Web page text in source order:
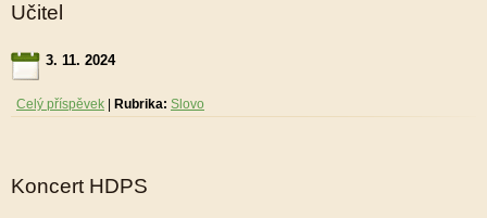
Učitel
3. 11. 2024
Celý příspěvek Rubrika: Slovo
Koncert HDPS